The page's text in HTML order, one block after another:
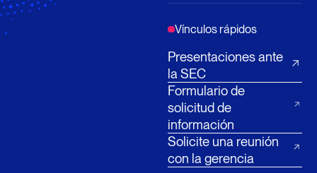
Vínculos rápidos
Presentaciones ante
la SEC
Formulario de
solicitud de
información
Solicite una reunión
con la gerencia